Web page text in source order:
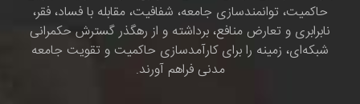
حاکمیت، توانمندسازی جامعه، شفافیت، مقابله با فساد، فقر،
نابرابری و تعارض منافع، برداشته و از رهگذر گسترش حکمرانی
شبکه‌ای، زمینه را برای کارآمدسازی حاکمیت و تقویت جامعه
مدنی فراهم آورند.